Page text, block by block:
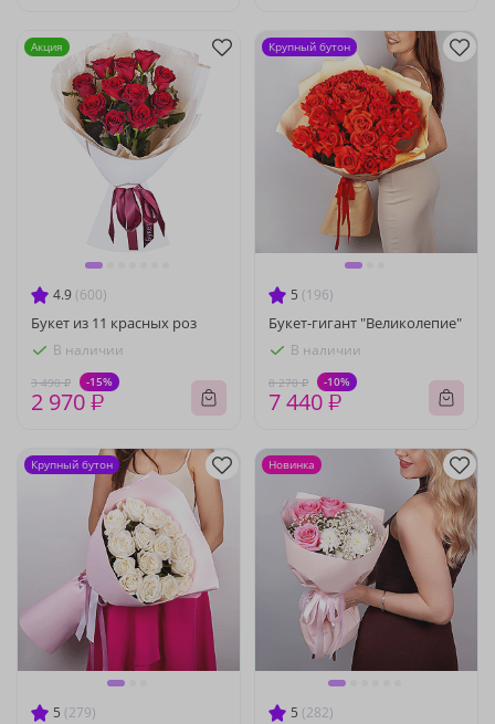
4.9 (600)
Букет из 11 красных роз
В наличии
3 490 ₽ -15%
2 970 ₽
Акция
5 (196)
Букет-гигант "Великолепие"
В наличии
8 270 ₽ -10%
7 440 ₽
Крупный бутон
5 (279)
Крупный бутон
5 (282)
Новинка